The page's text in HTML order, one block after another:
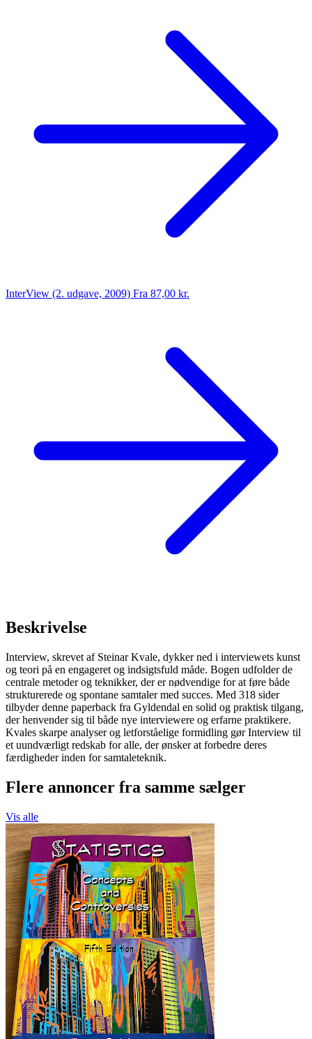
InterView (2. udgave, 2009) Fra 87,00 kr.
Beskrivelse
Interview, skrevet af Steinar Kvale, dykker ned i interviewets kunst
og teori på en engageret og indsigtsfuld måde. Bogen udfolder de
centrale metoder og teknikker, der er nødvendige for at føre både
strukturerede og spontane samtaler med succes. Med 318 sider
tilbyder denne paperback fra Gyldendal en solid og praktisk tilgang,
der henvender sig til både nye interviewere og erfarne praktikere.
Kvales skarpe analyser og letforståelige formidling gør Interview til
et uundværligt redskab for alle, der ønsker at forbedre deres
færdigheder inden for samtaleteknik.
Flere annoncer fra samme sælger
Vis alle